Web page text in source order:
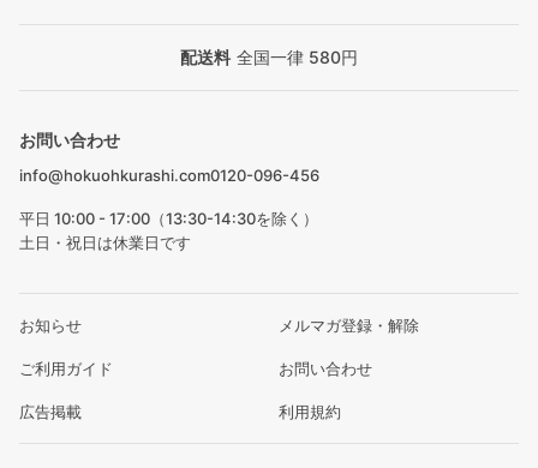
配送料 全国一律 580円
お問い合わせ
info@hokuohkurashi.com0120-096-456
平日 10:00 - 17:00（13:30-14:30を除く）
土日・祝日は休業日です
お知らせ メルマガ登録・解除
ご利用ガイド お問い合わせ
広告掲載 利用規約